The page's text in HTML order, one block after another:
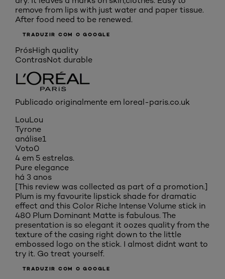
remove from lips with just water and paper tissue.
After food need to be renewed.
TRADUZIR COM O GOOGLE
PrósHigh quality
ContrasNot durable
Publicado originalmente em loreal-paris.co.uk
LouLou
Tyrone
análise1
Voto0
4 em 5 estrelas.
Pure elegance
há 3 anos
[This review was collected as part of a promotion.]
Plum is my favourite lipstick shade for dramatic
effect and this Color Riche Intense Volume stick in
480 Plum Dominant Matte is fabulous. The
presentation is so elegant it oozes quality from the
texture of the casing right down to the little
embossed logo on the stick. I almost didnt want to
try it. Go treat yourself.
TRADUZIR COM O GOOGLE